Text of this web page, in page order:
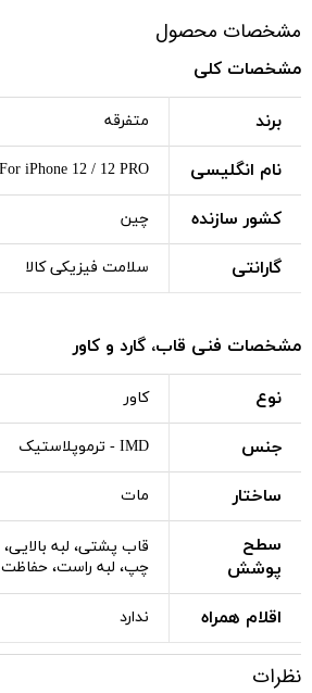
مشخصات محصول
مشخصات کلی
برند متفرقه
نام انگلیسی iPhone 12 / 12 PRO
کشور سازنده چین
گارانتی سلامت فیزیکی کالا
مشخصات فنی قاب، گارد و کاور
نوع کاور
جنس IMD - ترموپلاستیک
ساختار مات
سطح
پوشش
قاب پشتی، لبه بالایی،
چپ، لبه راست، حفاظت
اقلام همراه ندارد
نظرات